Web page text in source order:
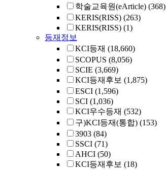
학술교육원(eArticle) (368)
KERIS(RISS) (263)
KERIS(RISS) (1)
등재정보
KCI등재 (18,660)
SCOPUS (8,056)
SCIE (3,669)
KCI등재후보 (1,875)
ESCI (1,596)
SCI (1,036)
KCI우수등재 (532)
구)KCI등재(통합) (153)
3903 (84)
SSCI (71)
AHCI (50)
KCI등재후보 (18)